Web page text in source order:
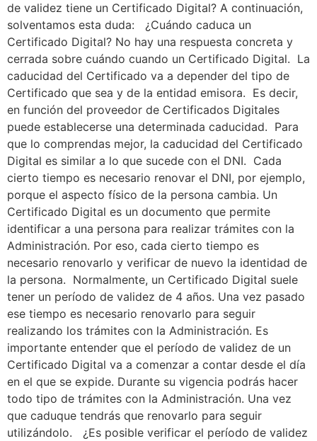
de validez tiene un Certificado Digital? A continuación,
solventamos esta duda: ¿Cuándo caduca un
Certificado Digital? No hay una respuesta concreta y
cerrada sobre cuándo cuando un Certificado Digital. La
caducidad del Certificado va a depender del tipo de
Certificado que sea y de la entidad emisora. Es decir,
en función del proveedor de Certificados Digitales
puede establecerse una determinada caducidad. Para
que lo comprendas mejor, la caducidad del Certificado
Digital es similar a lo que sucede con el DNI. Cada
cierto tiempo es necesario renovar el DNI, por ejemplo,
porque el aspecto físico de la persona cambia. Un
Certificado Digital es un documento que permite
identificar a una persona para realizar trámites con la
Administración. Por eso, cada cierto tiempo es
necesario renovarlo y verificar de nuevo la identidad de
la persona. Normalmente, un Certificado Digital suele
tener un período de validez de 4 años. Una vez pasado
ese tiempo es necesario renovarlo para seguir
realizando los trámites con la Administración. Es
importante entender que el período de validez de un
Certificado Digital va a comenzar a contar desde el día
en el que se expide. Durante su vigencia podrás hacer
todo tipo de trámites con la Administración. Una vez
que caduque tendrás que renovarlo para seguir
utilizándolo. ¿Es posible verificar el período de validez